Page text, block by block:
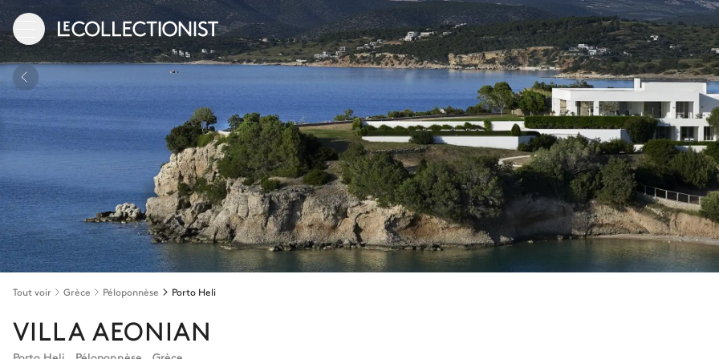
Tout voir Grèce Péloponnèse Porto Heli
VILLA AEONIAN